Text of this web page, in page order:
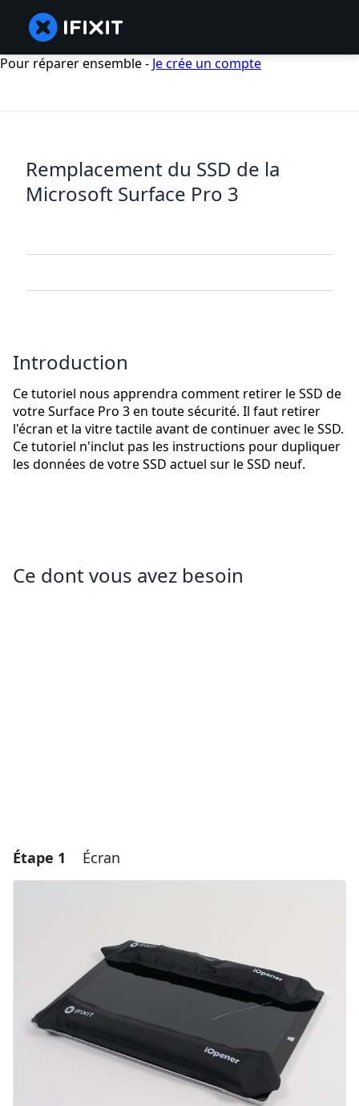
Pour réparer ensemble - Je crée un compte
Remplacement du SSD de la
Microsoft Surface Pro 3
Introduction
Ce tutoriel nous apprendra comment retirer le SSD de
votre Surface Pro 3 en toute sécurité. Il faut retirer
l'écran et la vitre tactile avant de continuer avec le SSD.
Ce tutoriel n'inclut pas les instructions pour dupliquer
les données de votre SSD actuel sur le SSD neuf.
Ce dont vous avez besoin
Étape 1 Écran